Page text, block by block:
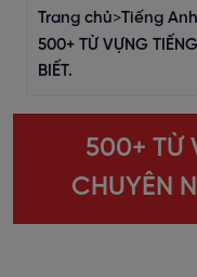
Trang chủ>Tiếng
500+ TỪ VỰNG
BIẾT.
500+ TỪ
CHUYÊN